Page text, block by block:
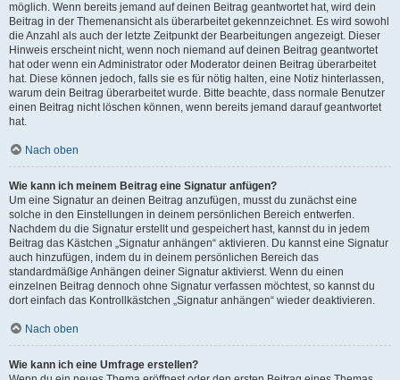
möglich. Wenn bereits jemand auf deinen Beitrag geantwortet hat, wird dein
Beitrag in der Themenansicht als überarbeitet gekennzeichnet. Es wird sowohl
die Anzahl als auch der letzte Zeitpunkt der Bearbeitungen angezeigt. Dieser
Hinweis erscheint nicht, wenn noch niemand auf deinen Beitrag geantwortet
hat oder wenn ein Administrator oder Moderator deinen Beitrag überarbeitet
hat. Diese können jedoch, falls sie es für nötig halten, eine Notiz hinterlassen,
warum dein Beitrag überarbeitet wurde. Bitte beachte, dass normale Benutzer
einen Beitrag nicht löschen können, wenn bereits jemand darauf geantwortet
hat.
Nach oben
Wie kann ich meinem Beitrag eine Signatur anfügen?
Um eine Signatur an deinen Beitrag anzufügen, musst du zunächst eine
solche in den Einstellungen in deinem persönlichen Bereich entwerfen.
Nachdem du die Signatur erstellt und gespeichert hast, kannst du in jedem
Beitrag das Kästchen „Signatur anhängen“ aktivieren. Du kannst eine Signatur
auch hinzufügen, indem du in deinem persönlichen Bereich das
standardmäßige Anhängen deiner Signatur aktivierst. Wenn du einen
einzelnen Beitrag dennoch ohne Signatur verfassen möchtest, so kannst du
dort einfach das Kontrollkästchen „Signatur anhängen“ wieder deaktivieren.
Nach oben
Wie kann ich eine Umfrage erstellen?